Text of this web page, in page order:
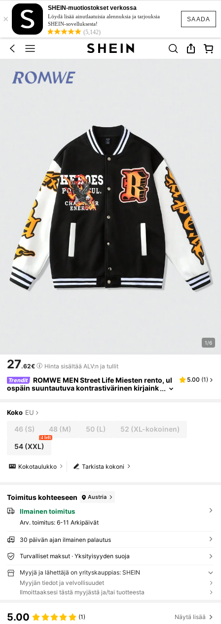
SAADA
×
SHEIN-muotiostokset verkossa
Löydä lisää ainutlaatuisia alennuksia ja tarjouksia
SHEIN-sovelluksesta!
(5,142)
1/6
27.62€ Hinta sisältää ALV:n ja tullit
Trendit
ROMWE MEN Street Life Miesten rento, ul
ospäin suuntautuva kontrastivärinen kirjaink
5.00 (1)
Koko EU
46 (S) 48 (M) 50(L) 52 (XL-kokoinen)
54(XXL)
4 left
Tarkista kokoni
Kokotaulukko
Toimitus kohteeseen Austria
Ilmainen toimitus
Arv. toimitus: 6-11 Arkipäivät
30 päivän ajan ilmainen palautus
Turvalliset maksut · Yksityisyyden suoja
Myyjä ja lähettäjä on yrityskauppias: SHEIN
Myyjän tiedot ja velvollisuudet
Ilmoittaaksesi tästä myyjästä ja/tai tuotteesta
5.00 (1) Näytä lisää